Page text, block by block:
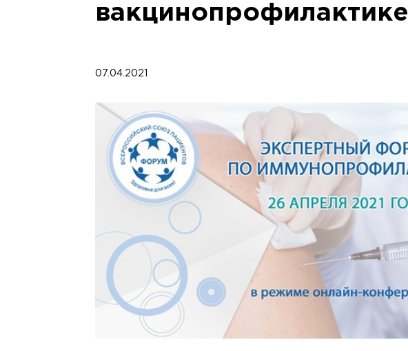
вакцинопрофилактике
07.04.2021